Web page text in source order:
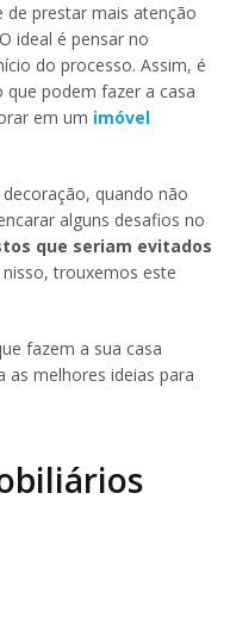
de prestar mais atenção
ideal é pensar no
do processo. Assim, é
podem fazer a casa
em um imóvel
quando não
alguns desafios no
que seriam evitados
nisso, trouxemos este
fazem a sua casa
as melhores ideias para